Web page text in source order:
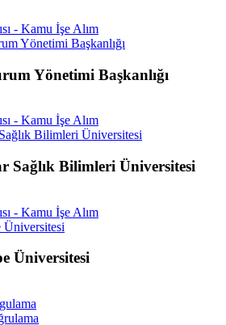
- Kamu İşe Alım
Yönetimi Başkanlığı
- Kamu İşe Alım
Sağlık Bilimleri Üniversitesi
- Kamu İşe Alım
Üniversitesi